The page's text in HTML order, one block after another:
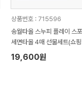
상품번호 : 715596
송월타올 스누피 플레이 스
세면타올 4매 선물세트(쇼
19,600원